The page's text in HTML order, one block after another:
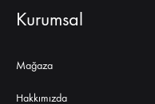
Kurumsal
Mağaza
Hakkımızda